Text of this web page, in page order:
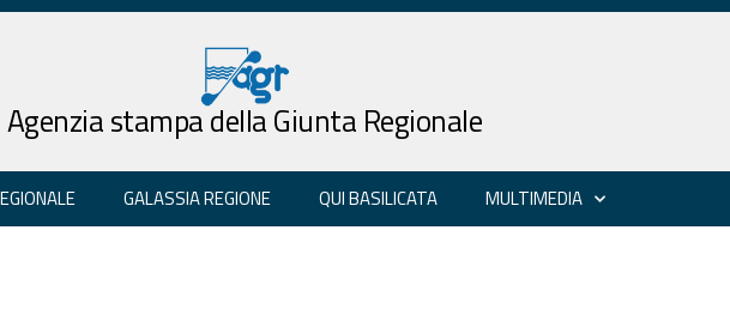
Agenzia stampa della Giunta Regionale
GALASSIA REGIONE QUI BASILICATA MULTIMEDIA